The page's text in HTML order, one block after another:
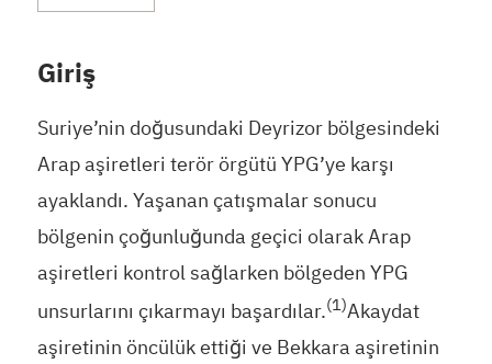
Giriş
Suriye’nin doğusundaki Deyrizor bölgesindeki
Arap aşiretleri terör örgütü YPG’ye karşı
ayaklandı. Yaşanan çatışmalar sonucu
bölgenin çoğunluğunda geçici olarak Arap
aşiretleri kontrol sağlarken bölgeden YPG
unsurlarını çıkarmayı başardılar.(1)Akaydat
aşiretinin öncülük ettiği ve Bekkara aşiretinin